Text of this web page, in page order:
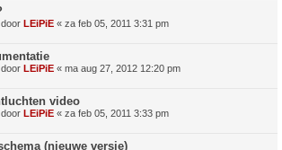
LEiPiE « za feb 05, 2011 3:31 pm
LEiPiE « ma aug 27, 2012 12:20 pm
video
LEiPiE « za feb 05, 2011 3:33 pm
(nieuwe versie)